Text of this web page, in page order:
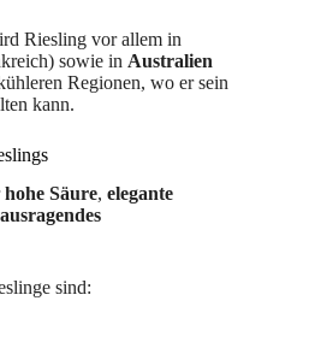
Riesling vor allem in
sowie in Australien
Regionen, wo er sein
kann.
hohe Säure, elegante
sind: